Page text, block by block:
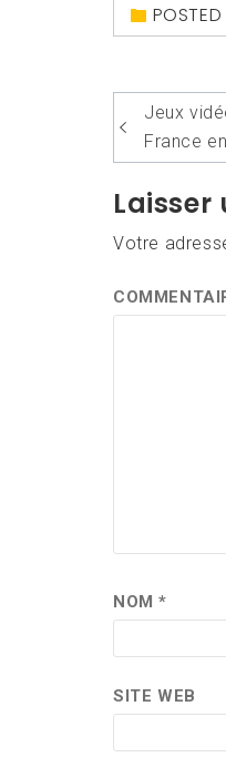
POSTED
de
l’article
Jeux
France
Votre
NOM*
SITE WEB